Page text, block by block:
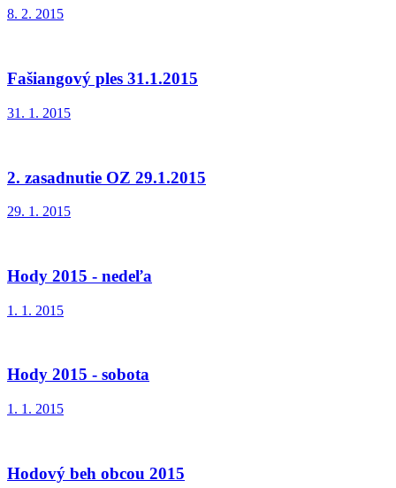
8. 2. 2015
Fašiangový ples 31.1.2015
31. 1. 2015
2. zasadnutie OZ 29.1.2015
29. 1. 2015
Hody 2015 - nedeľa
1. 1. 2015
Hody 2015 - sobota
1. 1. 2015
Hodový beh obcou 2015